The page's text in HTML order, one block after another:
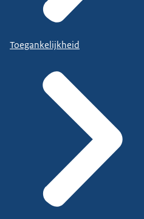
Toegankelijkheid